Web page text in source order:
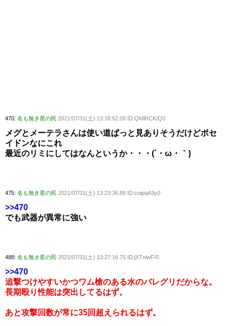
470: 名も無き星の民 2021/07/31(土) 13:18:52.09 ID:QMlRCK/Q0
メグとメーテラさんは使い道ぱっと見ありそうだけどポセ
イドンなにこれ
最近のリミにしてはなんというか・・・(´・ω・｀)
475: 名も無き星の民 2021/07/31(土) 13:23:36.88 ID:coipqA3y0
>>470
でも武器が異常に強い
488: 名も無き星の民 2021/07/31(土) 13:27:16.75 ID:jXTniwF/0
>>470
追撃つけやすいかつワム槍のある水のバレグリだからな。
長期殴り性能は突出してるはず。
あと攻撃回数が常に35回超えられるはず。